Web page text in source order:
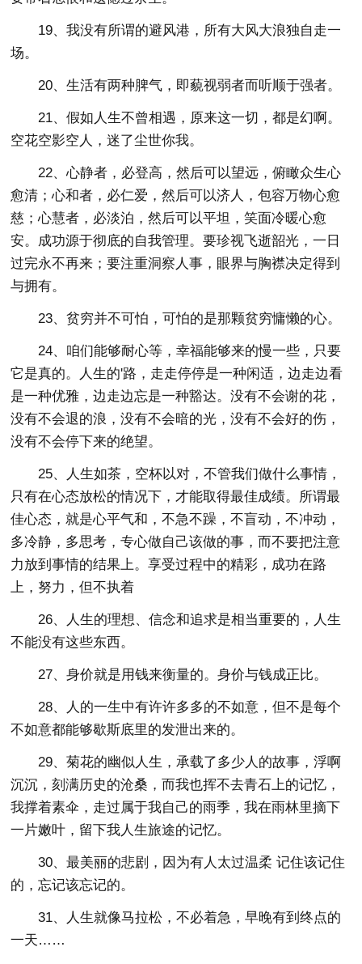
19、我没有所谓的避风港，所有大风大浪独自走一
场。
20、生活有两种脾气，即藐视弱者而听顺于强者。
21、假如人生不曾相遇，原来这一切，都是幻啊。
空花空影空人，迷了尘世你我。
22、心静者，必登高，然后可以望远，俯瞰众生心
愈清；心和者，必仁爱，然后可以济人，包容万物心愈
慈；心慧者，必淡泊，然后可以平坦，笑面冷暖心愈
安。成功源于彻底的自我管理。要珍视飞逝韶光，一日
过完永不再来；要注重洞察人事，眼界与胸襟决定得到
与拥有。
23、贫穷并不可怕，可怕的是那颗贫穷慵懒的心。
24、咱们能够耐心等，幸福能够来的慢一些，只要
它是真的。人生的'路，走走停停是一种闲适，边走边看
是一种优雅，边走边忘是一种豁达。没有不会谢的花，
没有不会退的浪，没有不会暗的光，没有不会好的伤，
没有不会停下来的绝望。
25、人生如茶，空杯以对，不管我们做什么事情，
只有在心态放松的情况下，才能取得最佳成绩。所谓最
佳心态，就是心平气和，不急不躁，不盲动，不冲动，
多冷静，多思考，专心做自己该做的事，而不要把注意
力放到事情的结果上。享受过程中的精彩，成功在路
上，努力，但不执着
26、人生的理想、信念和追求是相当重要的，人生
不能没有这些东西。
27、身价就是用钱来衡量的。身价与钱成正比。
28、人的一生中有许许多多的不如意，但不是每个
不如意都能够歇斯底里的发泄出来的。
29、菊花的幽似人生，承载了多少人的故事，浮啊
沉沉，刻满历史的沧桑，而我也挥不去青石上的记忆，
我撑着素伞，走过属于我自己的雨季，我在雨林里摘下
一片嫩叶，留下我人生旅途的记忆。
30、最美丽的悲剧，因为有人太过温柔 记住该记住
的，忘记该忘记的。
31、人生就像马拉松，不必着急，早晚有到终点的
一天……